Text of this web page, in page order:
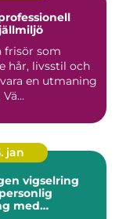
frisör som
hår, livsstil och
en utmaning
jan
vigselring
med